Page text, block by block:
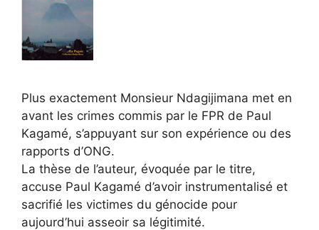
Plus exactement Monsieur Ndagijimana met en
avant les crimes commis par le FPR de Paul
Kagamé, s’appuyant sur son expérience ou des
rapports d’ONG.
La thèse de l’auteur, évoquée par le titre,
accuse Paul Kagamé d’avoir instrumentalisé et
sacrifié les victimes du génocide pour
aujourd’hui asseoir sa légitimité.